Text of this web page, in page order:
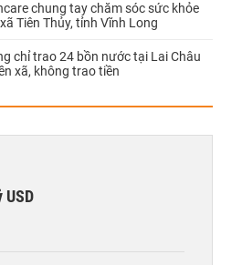
chung tay chăm sóc sức khỏe
Tiên Thủy, tỉnh Vĩnh Long
chỉ trao 24 bồn nước tại Lai Châu
xã, không trao tiền